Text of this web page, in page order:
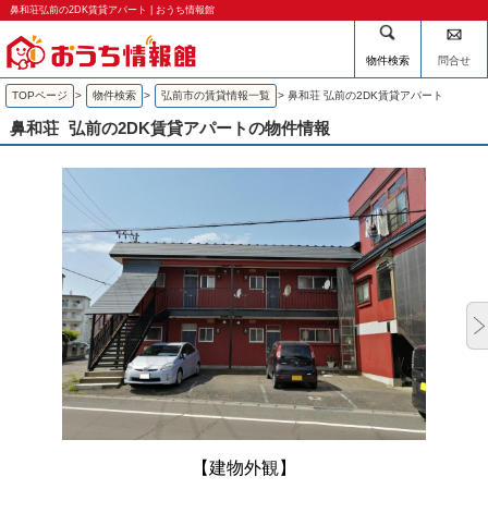
鼻和荘弘前の2DK賃貸アパート | おうち情報館
物件検索 問合せ
TOPページ > 物件検索 > 弘前市の賃貸情報一覧 > 鼻和荘 弘前の2DK賃貸アパート
鼻和荘 弘前の2DK賃貸アパートの物件情報
【建物外観】